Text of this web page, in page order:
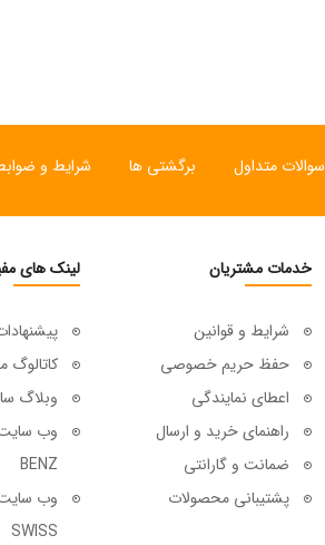
سوالات متداول برگشتی ها شرایط و
خدمات مشتریان
شرایط و قوانین
حفظ حریم خصوصی
اعطای نمایندگی
راهنمای خرید و ارسال
ضمانت و گارانتی
پشتیبانی محصولات
لینک های
وبلاگ
BENZ
SWISS